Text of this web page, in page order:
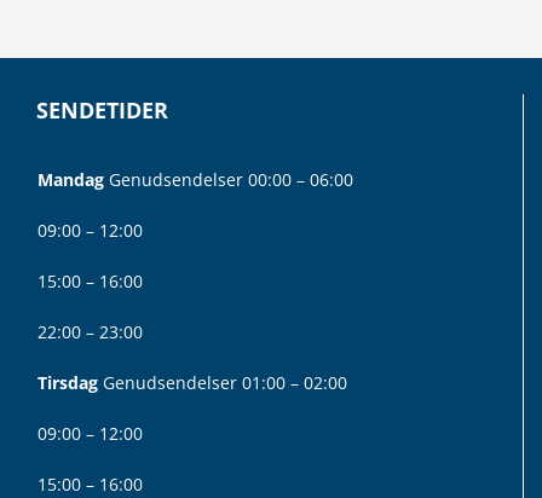
SENDETIDER
Mandag Genudsendelser 00:00 – 06:00
09:00 – 12:00
15:00 – 16:00
22:00 – 23:00
Tirsdag Genudsendelser 01:00 – 02:00
09:00 – 12:00
15:00 – 16:00